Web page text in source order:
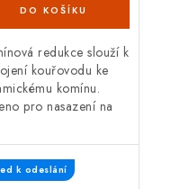
redukce slouží k
kouřovodu ke
komínu.
pro nasazení na
130 mm. Průměr
180 mm. S těsnící
k odeslání